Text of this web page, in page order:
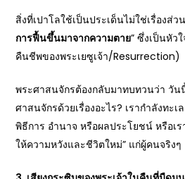
สิ่งที่เปาโลใช้เป็นประเด็นไม่ใช่เรื่องส่ว
การฟื้นขึ้นมาจากความตาย” ซึ่งเป็นหัว
คืนชีพของพระเยซูเจ้า/Resurrection)
พระศาสนจักรต้องกลับมาทบทวนว่า วัน
ศาสนจักรด้วยเรื่องอะไร? เรากำลังทะเ
พิธีการ อำนาจ หรือผลประโยชน์ หรือเ
ให้ความหวังและชีวิตใหม่” แก่ผู้คนจริงๆ